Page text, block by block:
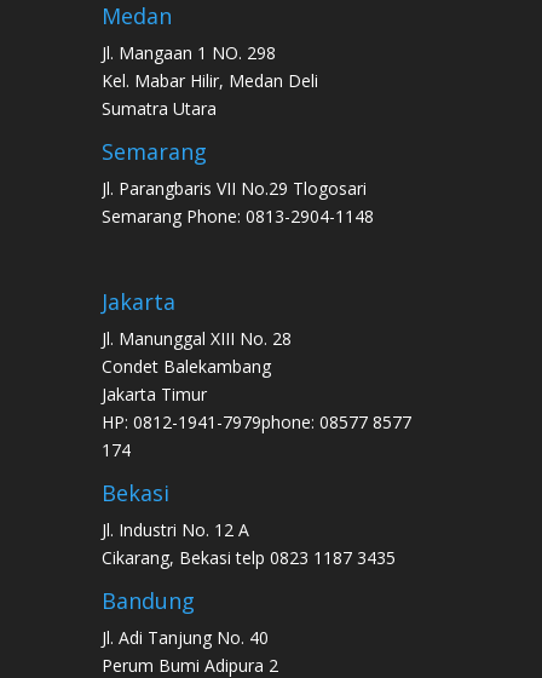
Medan
Jl. Mangaan 1 NO. 298
Kel. Mabar Hilir, Medan Deli
Sumatra Utara
Semarang
Jl. Parangbaris VII No.29 Tlogosari
Semarang Phone: 0813-2904-1148
Jakarta
Jl. Manunggal XIII No. 28
Condet Balekambang
Jakarta Timur
HP: 0812-1941-7979phone: 08577 8577
174
Bekasi
Jl. Industri No. 12 A
Cikarang, Bekasi telp 0823 1187 3435
Bandung
Jl. Adi Tanjung No. 40
Perum Bumi Adipura 2